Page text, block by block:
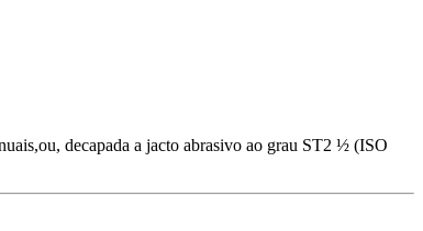
decapada a jacto abrasivo ao grau ST2 ½ (ISO